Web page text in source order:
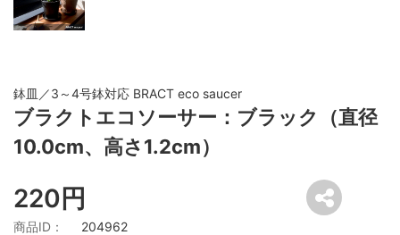
鉢皿／3～4号鉢対応 BRACT eco saucer
ブラクトエコソーサー：ブラック（直径
10.0cm、高さ1.2cm）
220円
商品ID： 204962